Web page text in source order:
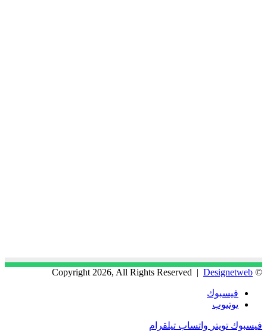
© Copyright 2026, All Rights Reserved |
Designetweb
فيسبوك
يوتيوب
فيسبوك تويتر واتساب تيلقرام